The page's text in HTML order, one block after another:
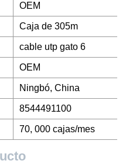
OEM
Caja de 305m
cable utp gato 6
OEM
Ningbó, China
8544491100
70, 000 cajas/mes